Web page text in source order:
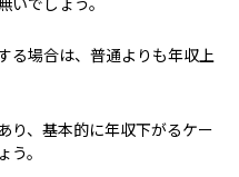
る場合は、普通よりも年収上
り、基本的に年収下がるケー
。